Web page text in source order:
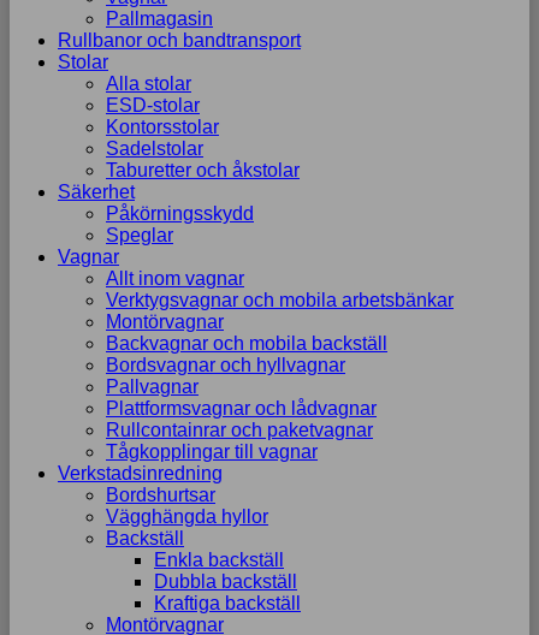
Pallmagasin
Rullbanor och bandtransport
Stolar
Alla stolar
ESD-stolar
Kontorsstolar
Sadelstolar
Taburetter och åkstolar
Säkerhet
Påkörningsskydd
Speglar
Vagnar
Allt inom vagnar
Verktygsvagnar och mobila arbetsbänkar
Montörvagnar
Backvagnar och mobila backställ
Bordsvagnar och hyllvagnar
Pallvagnar
Plattformsvagnar och lådvagnar
Rullcontainrar och paketvagnar
Tågkopplingar till vagnar
Verkstadsinredning
Bordshurtsar
Vägghängda hyllor
Backställ
Enkla backställ
Dubbla backställ
Kraftiga backställ
Montörvagnar